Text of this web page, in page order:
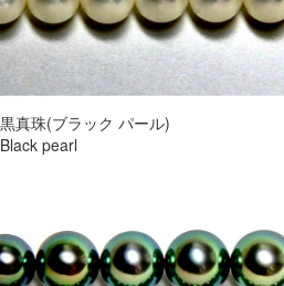
黒真珠(ブラック パール)
Black pearl